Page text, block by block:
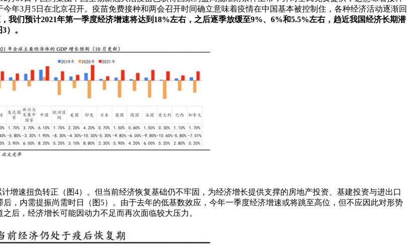
年3月5日在北京召开。疫苗免费接种和两会召开时间确立意味着疫情在中国基本被控制住，各种经济活动逐渐回
我们预计2021年第一季度经济增速将达到18%左右，之后逐季放缓至9%、6%和5.5%左右，趋近我国经济长期潜
）。
增速扭负转正（图4）。但当前经济恢复基础仍不牢固，为经济增长提供支撑的房地产投资、基建投资与进出口
，内需提振尚需时日（图5）。由于去年的低基数效应，今年一季度经济增速或将跳至高位，但不应因此对形势
后，经济增长可能因动力不足而再次面临较大压力。